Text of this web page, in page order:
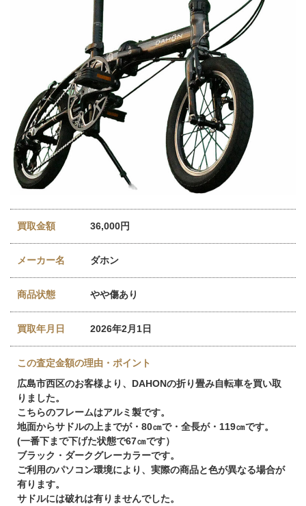
買取金額 36,000円
メーカー名 ダホン
商品状態 やや傷あり
買取年月日 2026年2月1日
この査定金額の理由・ポイント
広島市西区のお客様より、DAHONの折り畳み自転車を買い取
りました。
こちらのフレームはアルミ製です。
地面からサドルの上までが・80㎝で・全長が・119㎝です。
(一番下まで下げた状態で67㎝です）
ブラック・ダークグレーカラーです。
ご利用のパソコン環境により、実際の商品と色が異なる場合が
有ります。
サドルには破れは有りませんでした。